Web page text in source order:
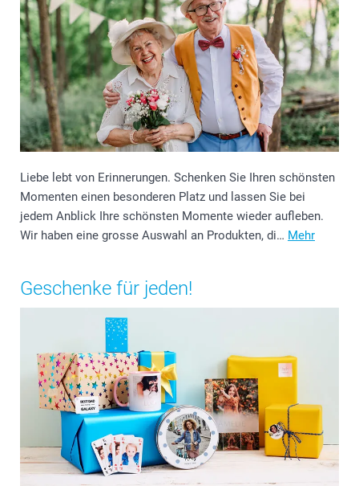
Liebe lebt von Erinnerungen. Schenken Sie Ihren schönsten
Momenten einen besonderen Platz und lassen Sie bei
jedem Anblick Ihre schönsten Momente wieder aufleben.
Wir haben eine grosse Auswahl an Produkten, di… Mehr
Geschenke für jeden!